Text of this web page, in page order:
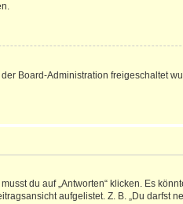
Board-Administration freigeschaltet
du auf „Antworten“ klicken. Es
aufgelistet. Z. B. „Du darfst